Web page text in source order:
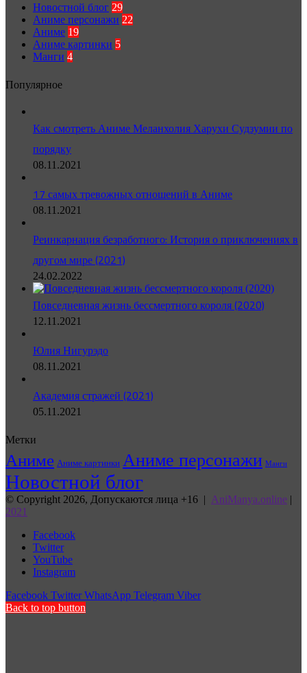
Новостной блог 29
Аниме персонажи 22
Аниме 19
Аниме картинки 5
Манги 4
Популярное
Как смотреть Аниме Меланхолия Харухи Судзумии по
порядку
08.11.2021
17 самых тревожных отношений в Аниме
08.11.2021
Реинкарнация безработного: История о приключениях в
другом мире (2021)
24.02.2022
Повседневная жизнь бессмертного короля (2020)
12.11.2021
Юлия Нигурэдо
08.11.2021
Академия стражей (2021)
05.11.2021
Метки
Аниме Аниме картинки Аниме персонажи Манги
Новостной блог
© Copyright 2026, Допускаются лица +16 | AniManya.online |
2021
Facebook
Twitter
YouTube
Instagram
Facebook Twitter WhatsApp Telegram Viber
Back to top button